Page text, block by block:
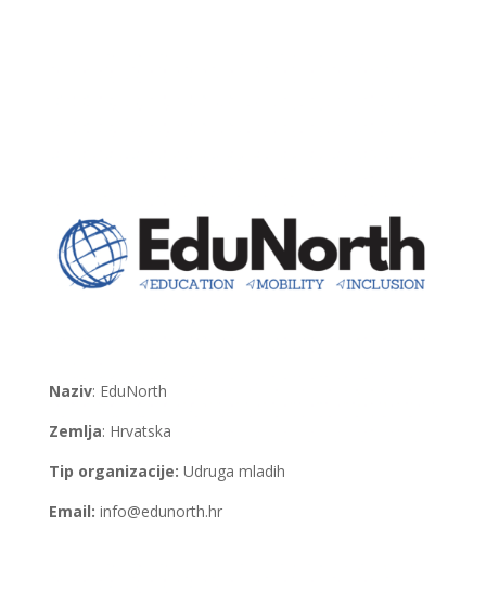
Naziv: EduNorth
Zemlja: Hrvatska
Tip organizacije: Udruga mladih
Email: info@edunorth.hr